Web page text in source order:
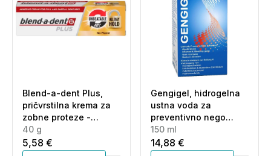
Blend-a-dent Plus,
pričvrstilna krema za
zobne proteze -
dvojna moč (40 g)
40 g
5,58 €
Gengigel, hidrogelna
ustna voda za
preventivno nego
dlesni (150 ml)
150 ml
14,88 €